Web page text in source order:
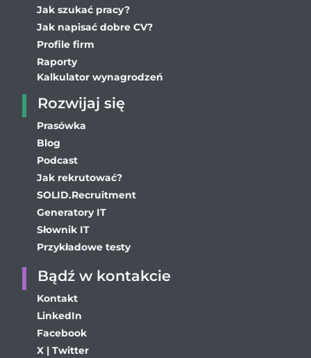
Jak szukać pracy?
Jak napisać dobre CV?
Profile firm
Raporty
Kalkulator wynagrodzeń
Rozwijaj się
Prasówka
Blog
Podcast
Jak rekrutować?
SOLID.Recruitment
Generatory IT
Słownik IT
Przykładowe testy
Bądź w kontakcie
Kontakt
LinkedIn
Facebook
X | Twitter